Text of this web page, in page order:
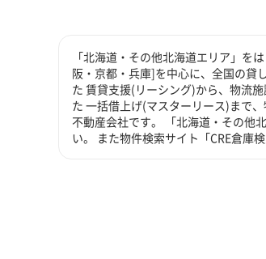
「北海道・その他北海道エリア」
阪・京都・兵庫]を中心に、全国の貸
た 賃貸支援(リーシング)から、物流
た 一括借上げ(マスターリース)まで
不動産会社です。 「北海道・その他
い。 また物件検索サイト「CRE倉庫